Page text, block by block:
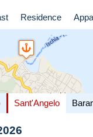
Residence
Sant'Angelo